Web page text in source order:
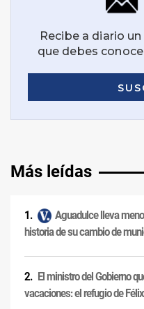
Más leídas
Aguadulce lleva
historia de su cambio de
El ministro del Gobierno
vacaciones: el refugio de